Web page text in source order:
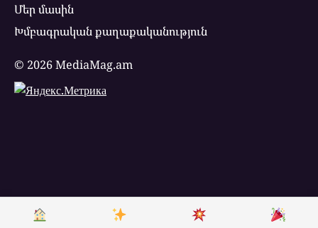
Մեր մասին
Խմբագրական քաղաքականություն
© 2026 MediaMag.am